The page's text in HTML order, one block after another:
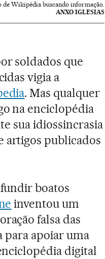
de Wikipédia buscando informação.
ANXO IGLESIAS
soldados que
vigia a
. Mas qualquer
na enciclopédia
sua idiossincrasia
artigos publicados
boatos
inventou um
falsa das
para apoiar uma
digital